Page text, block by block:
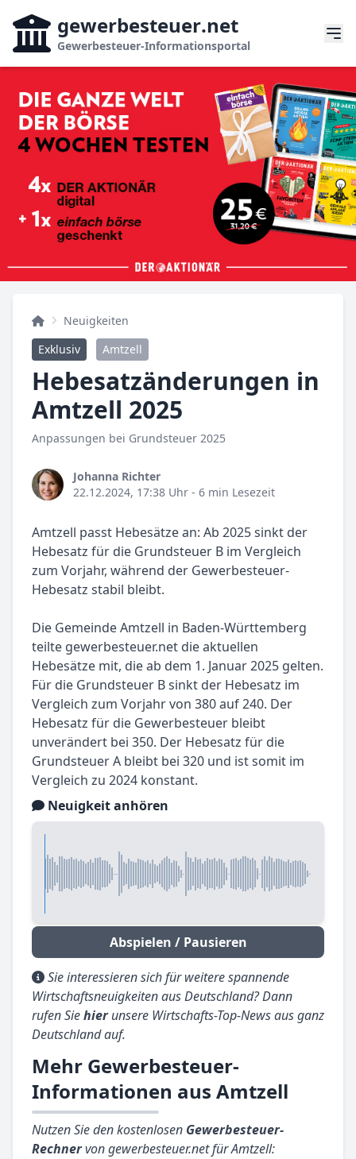
gewerbesteuer.net
Gewerbesteuer-Informationsportal
Neuigkeiten
Exklusiv
Amtzell
Hebesatzänderungen in
Amtzell 2025
Anpassungen bei Grundsteuer 2025
Johanna Richter
22.12.2024, 17:38 Uhr - 6 min Lesezeit
Amtzell passt Hebesätze an: Ab 2025 sinkt der
Hebesatz für die Grundsteuer B im Vergleich
zum Vorjahr, während der Gewerbesteuer-
Hebesatz stabil bleibt.
Die Gemeinde Amtzell in Baden-Württemberg
teilte gewerbesteuer.net die aktuellen
Hebesätze mit, die ab dem 1. Januar 2025 gelten.
Für die Grundsteuer B sinkt der Hebesatz im
Vergleich zum Vorjahr von 380 auf 240. Der
Hebesatz für die Gewerbesteuer bleibt
unverändert bei 350. Der Hebesatz für die
Grundsteuer A bleibt bei 320 und ist somit im
Vergleich zu 2024 konstant.
Neuigkeit anhören
Abspielen / Pausieren
Sie interessieren sich für weitere spannende
Wirtschaftsneuigkeiten aus Deutschland? Dann
rufen Siehierunsere Wirtschafts-Top-News aus ganz
Deutschland auf.
Mehr Gewerbesteuer-
Informationen aus Amtzell
Nutzen Sie den kostenlosen Gewerbesteuer-
Rechnervon gewerbesteuer.net für Amtzell: